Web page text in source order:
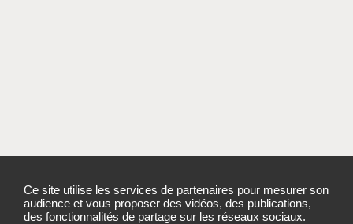
Ce site utilise les services de partenaires pour mesurer son
audience et vous proposer des vidéos, des publications,
des fonctionnalités de partage sur les réseaux sociaux.